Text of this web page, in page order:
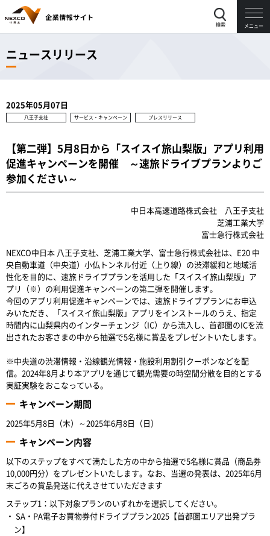
検索 メニュー
ニュースリリース
2025年05月07日
八王子支社 サービス・キャンペーン プレスリリース
【第二弾】5月8日から「スイスイ旅山梨版」アプリ利用
促進キャンペーンを開催 ～速旅ドライブプランよりご
参加ください～
中日本高速道路株式会社 八王子支社
芝浦工業大学
富士急行株式会社
NEXCO中日本 八王子支社、芝浦工業大学、富士急行株式会社は、E20 中
央自動車道（中央道）小仏トンネル付近（上り線）の渋滞緩和と地域活
性化を目的に、速旅ドライブプランを活用した「スイスイ旅山梨版」ア
プリ（※）の利用促進キャンペーンの第二弾を開催します。
今回のアプリ利用促進キャンペーンでは、速旅ドライブプランにお申込
みいただき、「スイスイ旅山梨版」アプリをインストールのうえ、指定
時間内に山梨県内のインターチェンジ（IC）から流入し、首都圏のICを流
出されたお客さまの中から抽選で5名様に賞品をプレゼントいたします。
※中央道の渋滞情報・沿線観光情報・施設利用割引クーポンなどを配
信。2024年8月より本アプリを通じて観光需要の時空間分散を目的とする
実証実験をおこなっている。
キャンペーン期間
2025年5月8日（木）～2025年6月8日（日）
キャンペーン内容
以下のステップをすべて満たした方の中から抽選で5名様に賞品（商品券
10,000円分）をプレゼントいたします。なお、当選の発表は、2025年6月
末ごろの賞品発送に代えさせていただきます
ステップ1：以下対象プランのいずれかを選択してください。
SA・PA電子お買物券付ドライブプラン2025【首都圏エリア出発プラ
ン】